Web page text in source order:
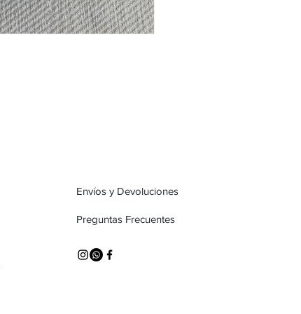
Envíos y Devoluciones
Preguntas Frecuentes